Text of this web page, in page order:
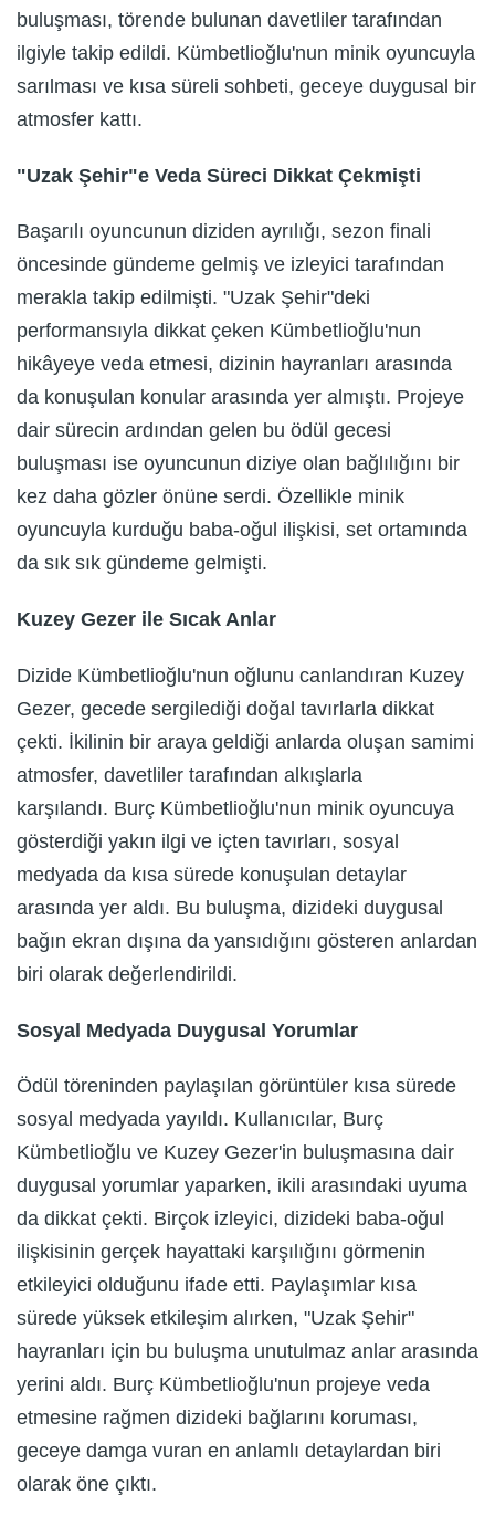
buluşması, törende bulunan davetliler tarafından
ilgiyle takip edildi. Kümbetlioğlu'nun minik oyuncuyla
sarılması ve kısa süreli sohbeti, geceye duygusal bir
atmosfer kattı.
"Uzak Şehir"e Veda Süreci Dikkat Çekmişti
Başarılı oyuncunun diziden ayrılığı, sezon finali
öncesinde gündeme gelmiş ve izleyici tarafından
merakla takip edilmişti. "Uzak Şehir"deki
performansıyla dikkat çeken Kümbetlioğlu'nun
hikâyeye veda etmesi, dizinin hayranları arasında
da konuşulan konular arasında yer almıştı. Projeye
dair sürecin ardından gelen bu ödül gecesi
buluşması ise oyuncunun diziye olan bağlılığını bir
kez daha gözler önüne serdi. Özellikle minik
oyuncuyla kurduğu baba-oğul ilişkisi, set ortamında
da sık sık gündeme gelmişti.
Kuzey Gezer ile Sıcak Anlar
Dizide Kümbetlioğlu'nun oğlunu canlandıran Kuzey
Gezer, gecede sergilediği doğal tavırlarla dikkat
çekti. İkilinin bir araya geldiği anlarda oluşan samimi
atmosfer, davetliler tarafından alkışlarla
karşılandı. Burç Kümbetlioğlu'nun minik oyuncuya
gösterdiği yakın ilgi ve içten tavırları, sosyal
medyada da kısa sürede konuşulan detaylar
arasında yer aldı. Bu buluşma, dizideki duygusal
bağın ekran dışına da yansıdığını gösteren anlardan
biri olarak değerlendirildi.
Sosyal Medyada Duygusal Yorumlar
Ödül töreninden paylaşılan görüntüler kısa sürede
sosyal medyada yayıldı. Kullanıcılar, Burç
Kümbetlioğlu ve Kuzey Gezer'in buluşmasına dair
duygusal yorumlar yaparken, ikili arasındaki uyuma
da dikkat çekti. Birçok izleyici, dizideki baba-oğul
ilişkisinin gerçek hayattaki karşılığını görmenin
etkileyici olduğunu ifade etti. Paylaşımlar kısa
sürede yüksek etkileşim alırken, "Uzak Şehir"
hayranları için bu buluşma unutulmaz anlar arasında
yerini aldı. Burç Kümbetlioğlu'nun projeye veda
etmesine rağmen dizideki bağlarını koruması,
geceye damga vuran en anlamlı detaylardan biri
olarak öne çıktı.